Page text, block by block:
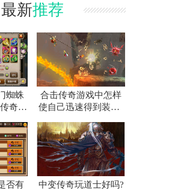
最新推荐
蜘蛛
奇白
合击传奇游戏中怎样
使自己迅速得到装备?
如何快速获得装备？)
否有
中变传奇玩道士好吗?